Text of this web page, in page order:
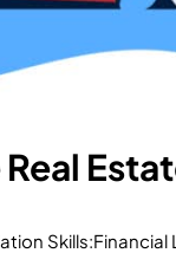
Real
Skills:Financial